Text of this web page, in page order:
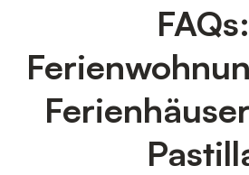
FAQs: